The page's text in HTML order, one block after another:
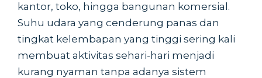
kantor, toko, hingga bangunan komersial.
Suhu udara yang cenderung panas dan
tingkat kelembapan yang tinggi sering kali
membuat aktivitas sehari-hari menjadi
kurang nyaman tanpa adanya sistem